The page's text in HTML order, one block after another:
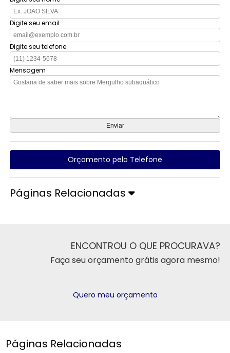
Digite seu email
Digite seu telefone
Mensagem
Orçamento pelo Telefone
Páginas Relacionadas
ENCONTROU O QUE PROCURAVA?
Faça seu orçamento grátis agora mesmo!
Quero meu orçamento
Páginas Relacionadas